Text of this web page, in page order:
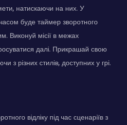
натискаючи на них. У
буде таймер зворотного
Виконуй місії в межах
далі. Прикрашай свою
з різних стилів, доступних у грі.
відліку під час сценаріїв з